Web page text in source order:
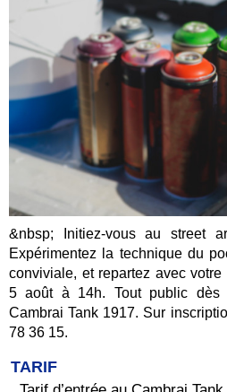
&nbsp; Initiez-vous au street
Expérimentez la technique du
conviviale, et repartez avec
5 août à 14h. Tout public dès
Cambrai Tank 1917. Sur
78 36 15.
TARIF